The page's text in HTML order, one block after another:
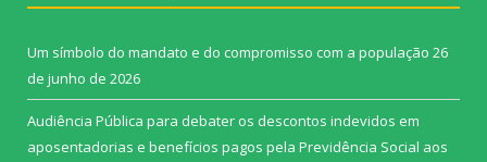
Um símbolo do mandato e do compromisso com a população 26
de junho de 2026
Audiência Pública para debater os descontos indevidos em
aposentadorias e benefícios pagos pela Previdência Social aos